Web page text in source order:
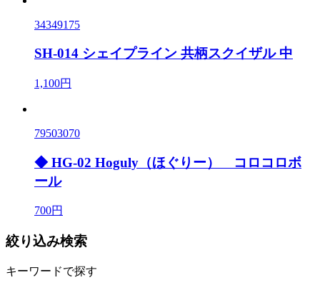
34349175
SH-014 シェイプライン 共柄スクイザル 中
1,100円
79503070
◆ HG-02 Hoguly（ほぐりー） コロコロボ
ール
700円
絞り込み検索
キーワードで探す